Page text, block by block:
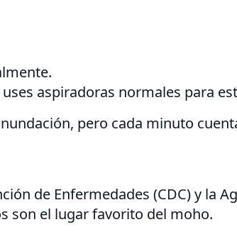
aspiradoras normales para
pero cada minuto
de Enfermedades (CDC) y la
son el lugar favorito del moho.